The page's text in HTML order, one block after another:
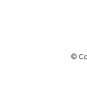
©